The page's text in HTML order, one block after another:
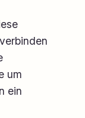
um
ein